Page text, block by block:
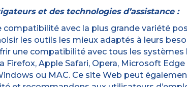
et des technologies d’assistance :
compatibilité avec la plus grande variété
les outils les mieux adaptés à leurs
une compatibilité avec tous les
Firefox, Apple Safari, Opera, Microsoft Edge
ou MAC. Ce site Web peut